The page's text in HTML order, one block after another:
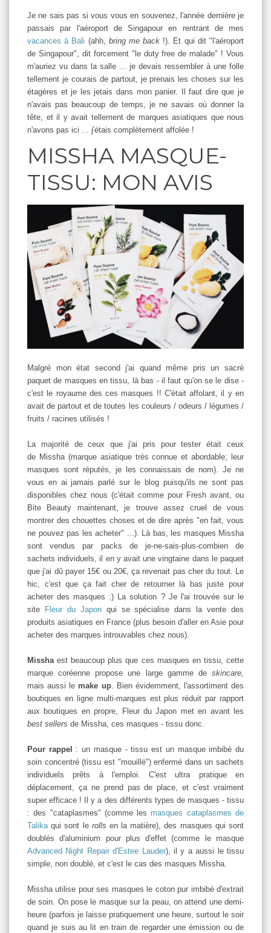
Je ne sais pas si vous vous en souvenez, l'année dernière je
passais par l'aéroport de Singapour en rentrant de mes
vacances à Bali (ahh, bring me back !). Et qui dit "l'aéroport
de Singapour", dit forcement "le duty free de malade" ! Vous
m'auriez vu dans la salle ... je devais ressembler à une folle
tellement je courais de partout, je prenais les choses sur les
étagères et je les jetais dans mon panier. Il faut dire que je
n'avais pas beaucoup de temps, je ne savais où donner la
tête, et il y avait tellement de marques asiatiques que nous
n'avons pas ici ... j'étais complètement affolée !
MISSHA MASQUE-
TISSU: MON AVIS
Malgré mon état second j'ai quand même pris un sacré
paquet de masques en tissu, là bas - il faut qu'on se le dise -
c'est le royaume des ces masques !! C'était affolant, il y en
avait de partout et de toutes les couleurs / odeurs / légumes /
fruits / racines utilisés !
La majorité de ceux que j'ai pris pour tester était ceux
de Missha (marque asiatique très connue et abordable; leur
masques sont réputés, je les connaissais de nom). Je ne
vous en ai jamais parlé sur le blog puisqu'ils ne sont pas
disponibles chez nous (c'était comme pour Fresh avant, ou
Bite Beauty maintenant, je trouve assez cruel de vous
montrer des chouettes choses et de dire après "en fait, vous
ne pouvez pas les acheter" ...). Là bas, les masques Missha
sont vendus par packs de je-ne-sais-plus-combien de
sachets individuels, il en y avait une vingtaine dans le paquet
que j'ai dû payer 15€ ou 20€, ça revenait pas cher du tout. Le
hic, c'est que ça fait cher de retourner là bas juste pour
acheter des masques :) La solution ? Je l'ai trouvée sur le
site
Fleur du Japonqui se spécialise dans la vente des
produits asiatiques en France (plus besoin d'aller en Asie pour
acheter des marques introuvables chez nous).
Misshaest beaucoup plus que ces masques en tissu, cette
marque coréenne propose une large gamme de skincare,
mais aussi le make up. Bien évidemment, l'assortiment des
boutiques en ligne multi-marques est plus réduit par rapport
aux boutiques en propre, Fleur du Japon met en avant les
best sellers de Missha, ces masques - tissu donc.
Pour rappel
: un masque - tissu est un masque imbibé du
soin concentré (tissu est "mouillé") enfermé dans un sachets
individuels prêts à l'emploi. C'est ultra pratique en
déplacement, ça ne prend pas de place, et c'est vraiment
super efficace ! Il y a des différents types de masques - tissu
: des "cataplasmes" (comme les masques cataplasmes de
Talikaqui sont lerolls en la matière), des masques qui sont
doublés d'aluminium pour plus d'effet (comme le masque
Advanced Night Repair d'Estee Lauder), il y a aussi le tissu
simple, non doublé, et c'est le cas des masques Missha.
Missha utilise pour ses masques le coton pur imbibé d'extrait
de soin. On pose le masque sur la peau, on attend une demi-
heure (parfois je laisse pratiquement une heure, surtout le soir
quand je suis au lit en train de regarder une émission ou de